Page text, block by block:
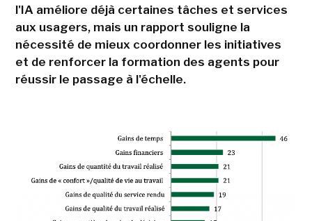
l'IA améliore déjà certaines tâches et services
aux usagers, mais un rapport souligne la
nécessité de mieux coordonner les initiatives
et de renforcer la formation des agents pour
réussir le passage à l'échelle.